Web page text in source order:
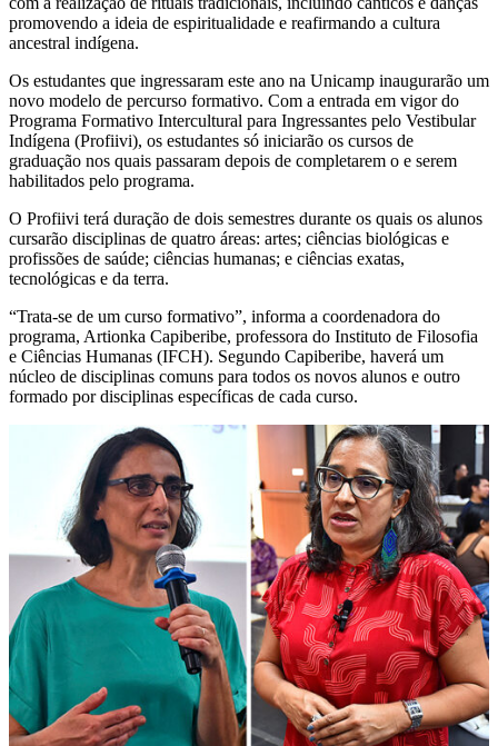
promovendo a ideia de espiritualidade e reafirmando a cultura
ancestral indígena.
Os estudantes que ingressaram este ano na Unicamp inaugurarão um
novo modelo de percurso formativo. Com a entrada em vigor do
Programa Formativo Intercultural para Ingressantes pelo Vestibular
Indígena (Profiivi), os estudantes só iniciarão os cursos de
graduação nos quais passaram depois de completarem o e serem
habilitados pelo programa.
O Profiivi terá duração de dois semestres durante os quais os alunos
cursarão disciplinas de quatro áreas: artes; ciências biológicas e
profissões de saúde; ciências humanas; e ciências exatas,
tecnológicas e da terra.
“Trata-se de um curso formativo”, informa a coordenadora do
programa, Artionka Capiberibe, professora do Instituto de Filosofia
e Ciências Humanas (IFCH). Segundo Capiberibe, haverá um
núcleo de disciplinas comuns para todos os novos alunos e outro
formado por disciplinas específicas de cada curso.